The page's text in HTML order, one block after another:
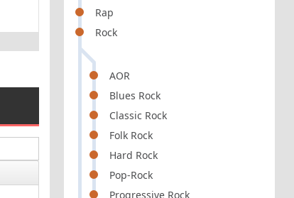
Rap
Rock
AOR
Blues Rock
Classic Rock
Folk Rock
Hard Rock
Pop-Rock
Progressive Rock
ROCK